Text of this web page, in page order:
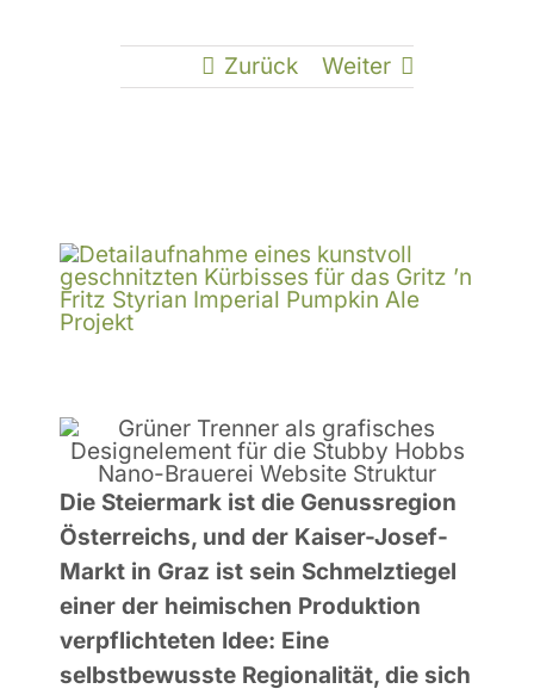
Zurück Weiter
Die Steiermark ist die Genussregion
Österreichs, und der Kaiser-Josef-
Markt in Graz ist sein Schmelztiegel
einer der heimischen Produktion
verpflichteten Idee: Eine
selbstbewusste Regionalität, die sich